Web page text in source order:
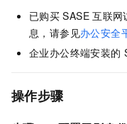
已购买 SASE 互联网
息，请参见办公安全
企业办公终端安装的
操作步骤